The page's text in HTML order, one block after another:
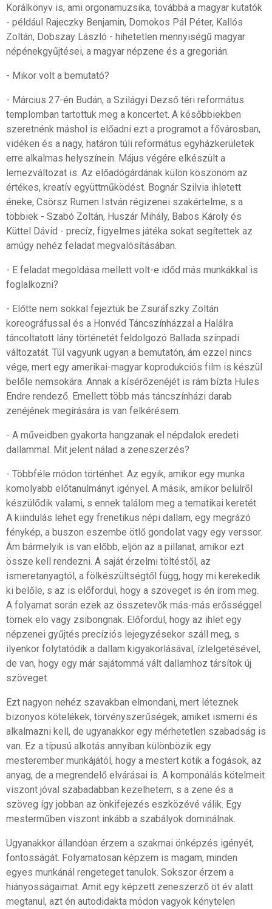
Korálkönyv is, ami orgonamuzsika, továbbá a magyar kutatók
- például Rajeczky Benjamin, Domokos Pál Péter, Kallós
Zoltán, Dobszay László - hihetetlen mennyiségű magyar
népénekgyűjtései, a magyar népzene és a gregorián.
- Mikor volt a bemutató?
- Március 27-én Budán, a Szilágyi Dezső téri református
templomban tartottuk meg a koncertet. A későbbiekben
szeretnénk máshol is előadni ezt a programot a fővárosban,
vidéken és a nagy, határon túli református egyházkerületek
erre alkalmas helyszínein. Május végére elkészült a
lemezváltozat is. Az előadógárdának külön köszönöm az
értékes, kreatív együttműködést. Bognár Szilvia ihletett
éneke, Csörsz Rumen István régizenei szakértelme, s a
többiek - Szabó Zoltán, Huszár Mihály, Babos Károly és
Küttel Dávid - precíz, figyelmes játéka sokat segítettek az
amúgy nehéz feladat megvalósításában.
- E feladat megoldása mellett volt-e időd más munkákkal is
foglalkozni?
- Előtte nem sokkal fejeztük be Zsuráfszky Zoltán
koreográfussal és a Honvéd Táncszínházzal a Halálra
táncoltatott lány történetét feldolgozó Ballada színpadi
változatát. Túl vagyunk ugyan a bemutatón, ám ezzel nincs
vége, mert egy amerikai-magyar koprodukciós film is készül
belőle nemsokára. Annak a kísérőzenéjét is rám bízta Hules
Endre rendező. Emellett több más táncszínházi darab
zenéjének megírására is van felkérésem.
- A műveidben gyakorta hangzanak el népdalok eredeti
dallammal. Mit jelent nálad a zeneszerzés?
- Többféle módon történhet. Az egyik, amikor egy munka
komolyabb előtanulmányt igényel. A másik, amikor belülről
készülődik valami, s ennek találom meg a tematikai keretét.
A kiindulás lehet egy frenetikus népi dallam, egy megrázó
fénykép, a buszon eszembe ötlő gondolat vagy egy verssor.
Ám bármelyik is van előbb, eljön az a pillanat, amikor ezt
össze kell rendezni. A saját érzelmi töltéstől, az
ismeretanyagtól, a fölkészültségtől függ, hogy mi kerekedik
ki belőle, s az is előfordul, hogy a szöveget is én írom meg.
A folyamat során ezek az összetevők más-más erősséggel
törnek elo vagy zsibongnak. Előfordul, hogy az ihlet egy
népzenei gyűjtés precíziós lejegyzésekor száll meg, s
ilyenkor folytatódik a dallam kigyakorlásával, ízlelgetésével,
de van, hogy egy már sajátommá vált dallamhoz társítok új
szöveget.
Ezt nagyon nehéz szavakban elmondani, mert léteznek
bizonyos kötelékek, törvényszerűségek, amiket ismerni és
alkalmazni kell, de ugyanakkor egy mérhetetlen szabadság is
van. Ez a típusú alkotás annyiban különbözik egy
mesterember munkájától, hogy a mestert kötik a fogások, az
anyag, de a megrendelő elvárásai is. A komponálás kötelmeit
viszont jóval szabadabban kezelhetem, s a zene és a
szöveg így jobban az önkifejezés eszközévé válik. Egy
mesterműben viszont inkább a szabályok dominálnak.
Ugyanakkor állandóan érzem a szakmai önképzés igényét,
fontosságát. Folyamatosan képzem is magam, minden
egyes munkánál rengeteget tanulok. Sokszor érzem a
hiányosságaimat. Amit egy képzett zeneszerző öt év alatt
megtanul, azt én autodidakta módon vagyok kénytelen